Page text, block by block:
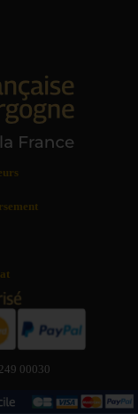
00030